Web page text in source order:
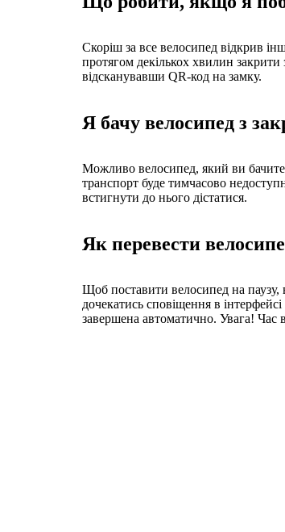
Скоріш за все велосипед відкрив
протягом декількох хвилин
відсканувавши QR-код на замку.
Я бачу велосипед з
Можливо велосипед, який ви
транспорт буде тимчасово
встигнути до нього дістатися.
Як перевести
Щоб поставити велосипед на паузу,
дочекатись сповіщення в
завершена автоматично. Увага! Час